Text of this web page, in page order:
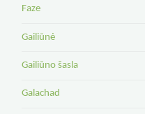
Faze
Gailiūnė
Gailiūno šasla
Galachad